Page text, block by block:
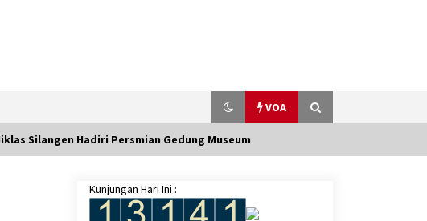
VOA
Lantik PKD Keintjem Instruksikan
Langsung Kerja
Silangen Hadiri Persmian Gedung Museum
Kunjungan Hari Ini :